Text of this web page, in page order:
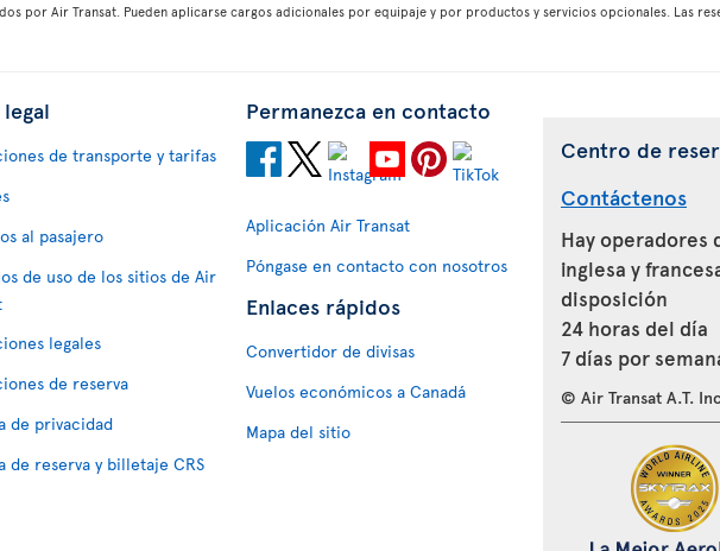
por Air Transat. Pueden aplicarse cargos adicionales por equipaje y por productos y servicios opcionales. Las
de transporte y tarifas
al pasajero
de uso de los sitios de Air
legales
de reserva
de privacidad
de reserva y billetaje CRS
Permanezca en contacto
Aplicación Air Transat
Póngase en contacto con nosotros
Enlaces rápidos
Convertidor de divisas
Vuelos económicos a Canadá
Mapa del sitio
Centro de
Contáctenos
Hay operadores
inglesa y
disposición
24 horas del día
7 días por
© Air Transat A.T.